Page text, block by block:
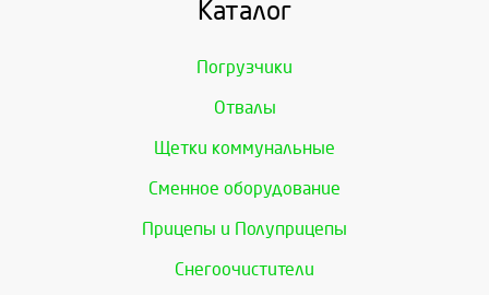
Каталог
Погрузчики
Отвалы
Щетки коммунальные
Сменное оборудование
Прицепы и Полуприцепы
Снегоочистители